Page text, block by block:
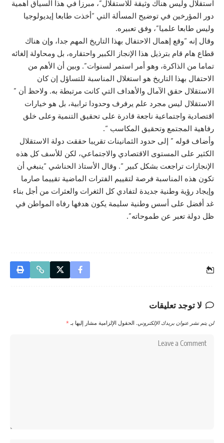
استقلال وليس هناك وثيقة للاستقلال”، مبرزا في هذا السياق أهمية
دور المؤرخين في توضيح المسألة التي “أخذت طابعا إيديولوجيا
وليس طابعا علميا”، وفق تعبيره.
وقال إنه “وقع إهمال الاحتفال بهذا التاريخ المهم جدا، وإن هناك
قطاع هام قام بترذيل هذا الإنجاز الكبير واحتقاره، بل ومحاولة إلغائه
تماما من الذاكرة، وهو أمر استمر لسنوات”. وبين أن الأهم من
الاحتفال بهذا التاريخ هو استغلال المناسبة للتساؤل إن كان
الاستقلال حقق الآمال والأهداف التي كانت مرتبطة به. ولاحظ أن ”
الاستقلال ليس مجرد علم يرفرف وحدودا ترابية، بل هو خيارات
اقتصادية واجتماعية ناجعة قادرة على تحقيق التنمية وعلى خلق
رفاهية المجتمع وتحقيق المكاسب “.
وأضاف قوله ” إلى حدود الثمانينات تقريبا حققت دولة الاستقلال
الكثير على المستوى الاقتصادي والاجتماعي، لكن للأسف كل هذه
الإنجازات تراجعت بشكل كبير “. وقال الأستاذ الحناشي “ينبغي أن
تكون هذه المناسبة فرصة لتقييم الفترات الماضية تقييما صارما
وإيجاد رؤية وطنية جديدة لتفادي كل الثغرات والعثرات من أجل بناء
غد أفضل على أسس وطنية سليمة يكون هدفها رفاه المواطن في
ظل دولة تعبر عن طموحاته”.
لا توجد تعليقات
لن يتم نشر عنوان بريدك الإلكتروني. الحقول الإلزامية مشار إليها بـ *